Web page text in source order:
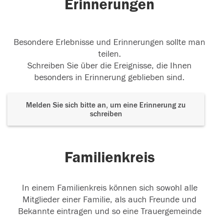
Erinnerungen
Besondere Erlebnisse und Erinnerungen sollte man
teilen.
Schreiben Sie über die Ereignisse, die Ihnen
besonders in Erinnerung geblieben sind.
Melden Sie sich bitte an, um eine Erinnerung zu
schreiben
Familienkreis
In einem Familienkreis können sich sowohl alle
Mitglieder einer Familie, als auch Freunde und
Bekannte eintragen und so eine Trauergemeinde